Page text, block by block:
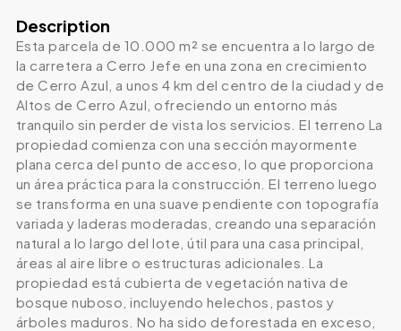
Description
Esta parcela de 10.000 m² se encuentra a lo largo de
la carretera a Cerro Jefe en una zona en crecimiento
de Cerro Azul, a unos 4 km del centro de la ciudad y de
Altos de Cerro Azul, ofreciendo un entorno más
tranquilo sin perder de vista los servicios. El terreno La
propiedad comienza con una sección mayormente
plana cerca del punto de acceso, lo que proporciona
un área práctica para la construcción. El terreno luego
se transforma en una suave pendiente con topografía
variada y laderas moderadas, creando una separación
natural a lo largo del lote, útil para una casa principal,
áreas al aire libre o estructuras adicionales. La
propiedad está cubierta de vegetación nativa de
bosque nuboso, incluyendo helechos, pastos y
árboles maduros. No ha sido deforestada en exceso,